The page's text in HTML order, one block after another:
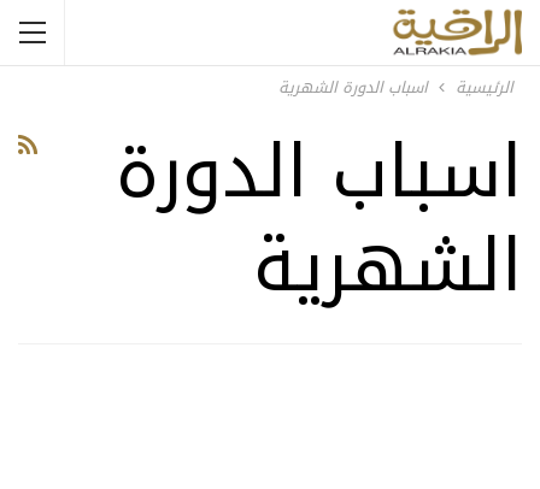
الرئيسية اسباب الدورة الشهرية
اسباب الدورة
الشهرية